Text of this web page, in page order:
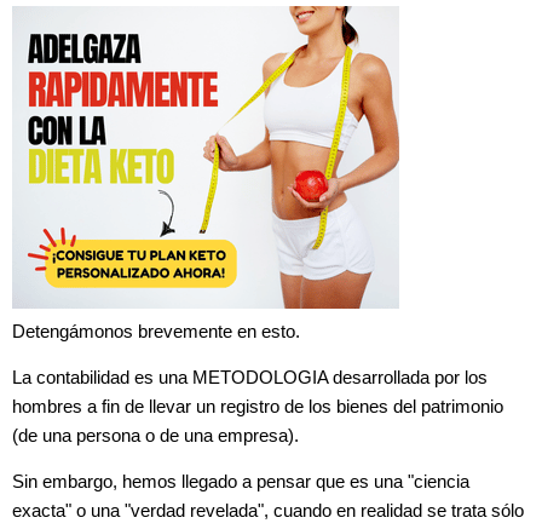
Detengámonos brevemente en esto.
La contabilidad es una METODOLOGIA desarrollada por los
hombres a fin de llevar un registro de los bienes del patrimonio
(de una persona o de una empresa).
Sin embargo, hemos llegado a pensar que es una "ciencia
exacta" o una "verdad revelada", cuando en realidad se trata sólo